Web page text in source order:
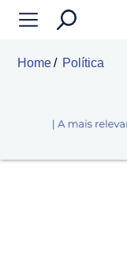
Home Política